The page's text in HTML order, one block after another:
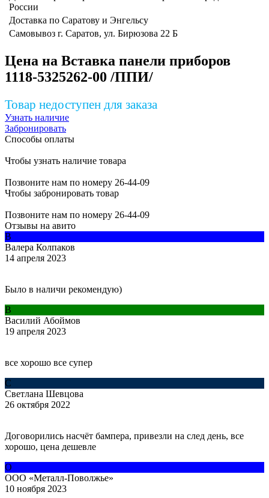
России
Доставка по Саратову и Энгельсу
Самовывоз г. Саратов, ул. Бирюзова 22 Б
Цена на Вставка панели приборов
1118-5325262-00 /ППИ/
Товар недоступен для заказа
Узнать наличие
Забронировать
Способы оплаты
Чтобы узнать наличие товара
Позвоните нам по номеру 26-44-09
Чтобы забронировать товар
Позвоните нам по номеру 26-44-09
Отзывы на авито
В
Валера Колпаков
14 апреля 2023
Было в наличи рекомендую)
В
Василий Абоймов
19 апреля 2023
все хорошо все супер
С
Светлана Шевцова
26 октября 2022
Договорились насчёт бампера, привезли на след день, все
хорошо, цена дешевле
О
ООО «Металл-Поволжье»
10 ноября 2023